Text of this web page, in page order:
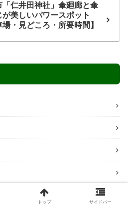
「仁井田神社」傘廻廊と傘
が美しいパワースポット
場・見どころ・所要時間】
トップ サイドバー